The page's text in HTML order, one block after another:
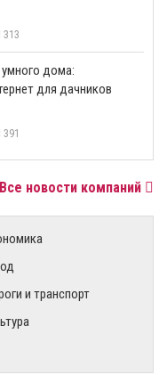
313
дома:
для дачников
391
Все новости компаний
и транспорт